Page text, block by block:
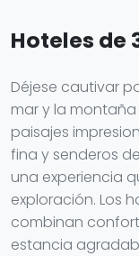
Hoteles de
Déjese cautivar
mar y la
paisajes
fina y senderos
una experiencia
exploración. Los
combinan
estancia